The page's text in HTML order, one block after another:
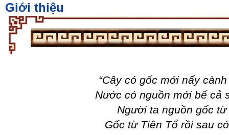
Giới thiệu
“Cây có gốc mới nẩy
Nước có nguồn mới bể cả
Người ta nguồn gốc từ
Gốc từ Tiên Tổ rồi sau